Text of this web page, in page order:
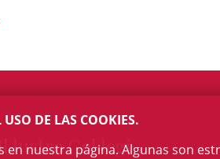
Col·legi
DE LAS COOKIES.
en nuestra página. Algunas son